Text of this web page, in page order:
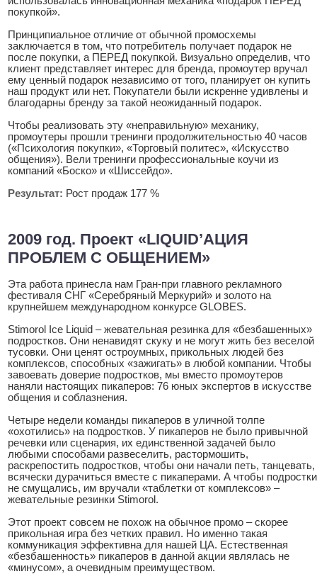
покупкой».
Принципиальное отличие от обычной промосхемы
заключается в том, что потребитель получает подарок не
после покупки, а ПЕРЕД покупкой. Визуально определив, что
клиент представляет интерес для бренда, промоутер вручал
ему ценный подарок независимо от того, планирует он купить
наш продукт или нет. Покупатели были искренне удивлены и
благодарны бренду за такой неожиданный подарок.
Чтобы реализовать эту «неправильную» механику,
промоутеры прошли тренинги продолжительностью 40 часов
(«Психология покупки», «Торговый политес», «Искусство
общения»). Вели тренинги профессиональные коучи из
компаний «Боско» и «Шиссейдо».
Результат: Рост продаж 177 %
2009 год. Проект «LIQUID’АЦИЯ
ПРОБЛЕМ С ОБЩЕНИЕМ»
Эта работа принесла нам Гран-при главного рекламного
фестиваля СНГ «Серебряный Меркурий» и золото на
крупнейшем международном конкурсе GLOBES.
Stimorol Ice Liquid – жевательная резинка для «безбашенных»
подростков. Они ненавидят скуку и не могут жить без веселой
тусовки. Они ценят остроумных, прикольных людей без
комплексов, способных «зажигать» в любой компании. Чтобы
завоевать доверие подростков, мы вместо промоутеров
наняли настоящих пикаперов: 76 юных экспертов в искусстве
общения и соблазнения.
Четыре недели команды пикаперов в уличной толпе
«охотились» на подростков. У пикаперов не было привычной
речевки или сценария, их единственной задачей было
любыми способами развеселить, растормошить,
раскрепостить подростков, чтобы они начали петь, танцевать,
всячески дурачиться вместе с пикаперами. А чтобы подростки
не смущались, им вручали «таблетки от комплексов» –
жевательные резинки Stimorol.
Этот проект совсем не похож на обычное промо – скорее
прикольная игра без четких правил. Но именно такая
коммуникация эффективна для нашей ЦА. Естественная
«безбашенность» пикаперов в данной акции являлась не
«минусом», а очевидным преимуществом.